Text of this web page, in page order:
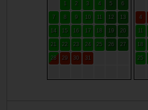
1 2 3 4 5 6
7 8 9 10 11 12 13
14 15 16 17 18 19 20
21 22 23 24 25 26 27
28 29 30 31
4
11
18
25